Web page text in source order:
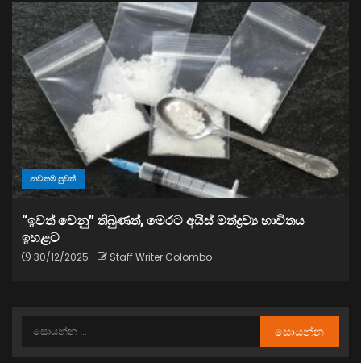
නවතම පුවත්
“ඉවත් වෙනු” තිබුණත්, මෙරට අයිස් මත්ද්‍රව්‍ය භාවිතය
ඉහළට
30/12/2025 Staff Writer Colombo